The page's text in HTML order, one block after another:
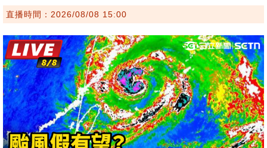
直播時間：2026/08/08 15:00